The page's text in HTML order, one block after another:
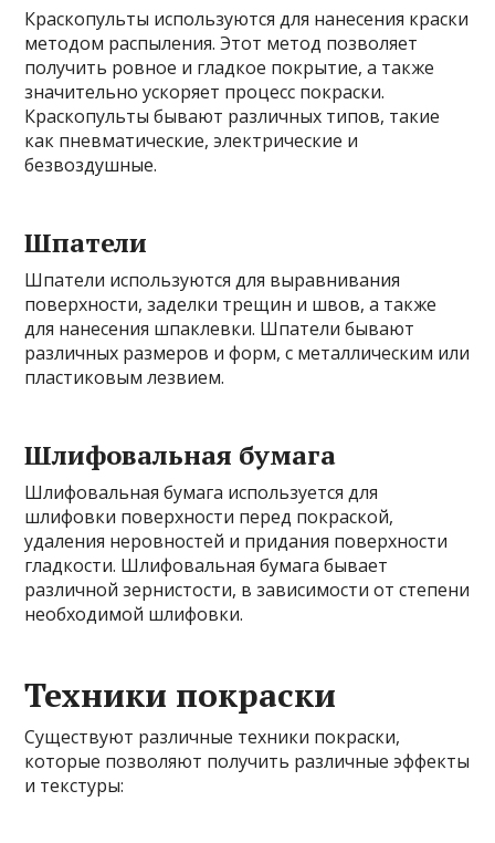
Краскопульты используются для нанесения краски
методом распыления. Этот метод позволяет
получить ровное и гладкое покрытие, а также
значительно ускоряет процесс покраски.
Краскопульты бывают различных типов, такие
как пневматические, электрические и
безвоздушные.
Шпатели
Шпатели используются для выравнивания
поверхности, заделки трещин и швов, а также
для нанесения шпаклевки. Шпатели бывают
различных размеров и форм, с металлическим или
пластиковым лезвием.
Шлифовальная бумага
Шлифовальная бумага используется для
шлифовки поверхности перед покраской,
удаления неровностей и придания поверхности
гладкости. Шлифовальная бумага бывает
различной зернистости, в зависимости от степени
необходимой шлифовки.
Техники покраски
Существуют различные техники покраски,
которые позволяют получить различные эффекты
и текстуры: